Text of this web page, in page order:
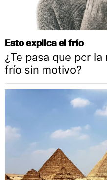
Esto explica el frío
¿Te pasa que por
frío sin motivo?